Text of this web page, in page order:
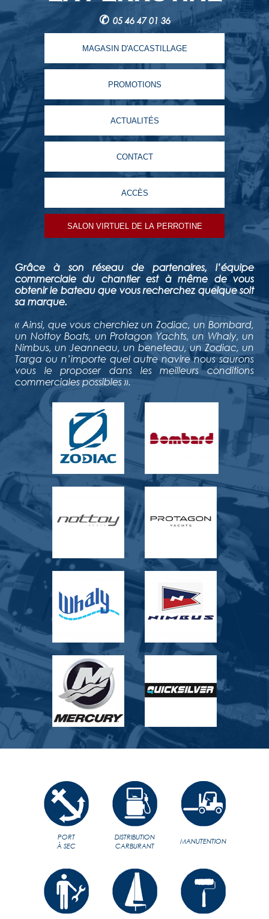
✆ 05 46 47 01 36
MAGASIN D'ACCASTILLAGE
PROMOTIONS
ACTUALITÉS
CONTACT
ACCÈS
SALON VIRTUEL DE LA PERROTINE
Grâce à son réseau de partenaires, l’équipe
commerciale du chantier est à même de vous
obtenir le bateau que vous recherchez quelque soit
sa marque.
« Ainsi, que vous cherchiez un Zodiac, un Bombard,
un Nottoy Boats, un Protagon Yachts, un Whaly, un
Nimbus, un Jeanneau, un beneteau, un Zodiac, un
Targa ou n’importe quel autre navire nous saurons
vous le proposer dans les meilleurs conditions
commerciales possibles ».
PORT
À SEC
DISTRIBUTION
CARBURANT
MANUTENTION